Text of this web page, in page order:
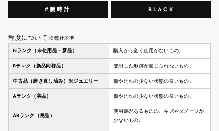
#腕時計 BLACK
程度について ※弊社基準
Nランク（未使用品・新品）
購入から全く使用がないもの。
Sランク（新品同様品） 使用した形跡が感じられないもの。
中古品（磨き直し済み）※ジュエリー 傷や汚れの少ない状態の良いもの。
Aランク（美品） 傷や汚れの少ない状態の良いもの。
ABランク（良品）
使用感があるものの、キズやダメージが
少ないもの。